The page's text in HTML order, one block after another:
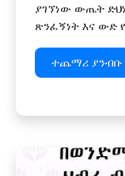
ያገኘነው ውጤት
ጽንፈኝነት እና ውድ
ተጨማሪ ያንብቡ